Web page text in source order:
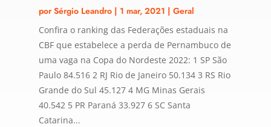
porSérgio Leandro| 1 mar, 2021 | Geral
Confira o ranking das Federações estaduais na
CBF que estabelece a perda de Pernambuco de
uma vaga na Copa do Nordeste 2022: 1 SP São
Paulo 84.516 2 RJ Rio de Janeiro 50.134 3 RS Rio
Grande do Sul 45.127 4 MG Minas Gerais
40.542 5 PR Paraná 33.927 6 SC Santa
Catarina...